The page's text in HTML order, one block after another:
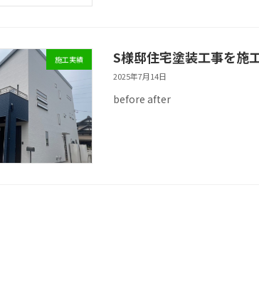
施工実績 S様邸住宅塗装工事を施
2025年7月14日
before after